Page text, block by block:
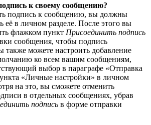
к своему сообщению?
подпись к сообщению, вы должны
её в личном разделе. После этого вы
флажком пункт Присоединить подпись
сообщения, чтобы подпись
также можете настроить добавление
ко всем вашим сообщениям,
выбор в параграфе «Отправка
«Личные настройки» в личном
на это, вы сможете отменить
в отдельных сообщениях, убрав
подпись в форме отправки